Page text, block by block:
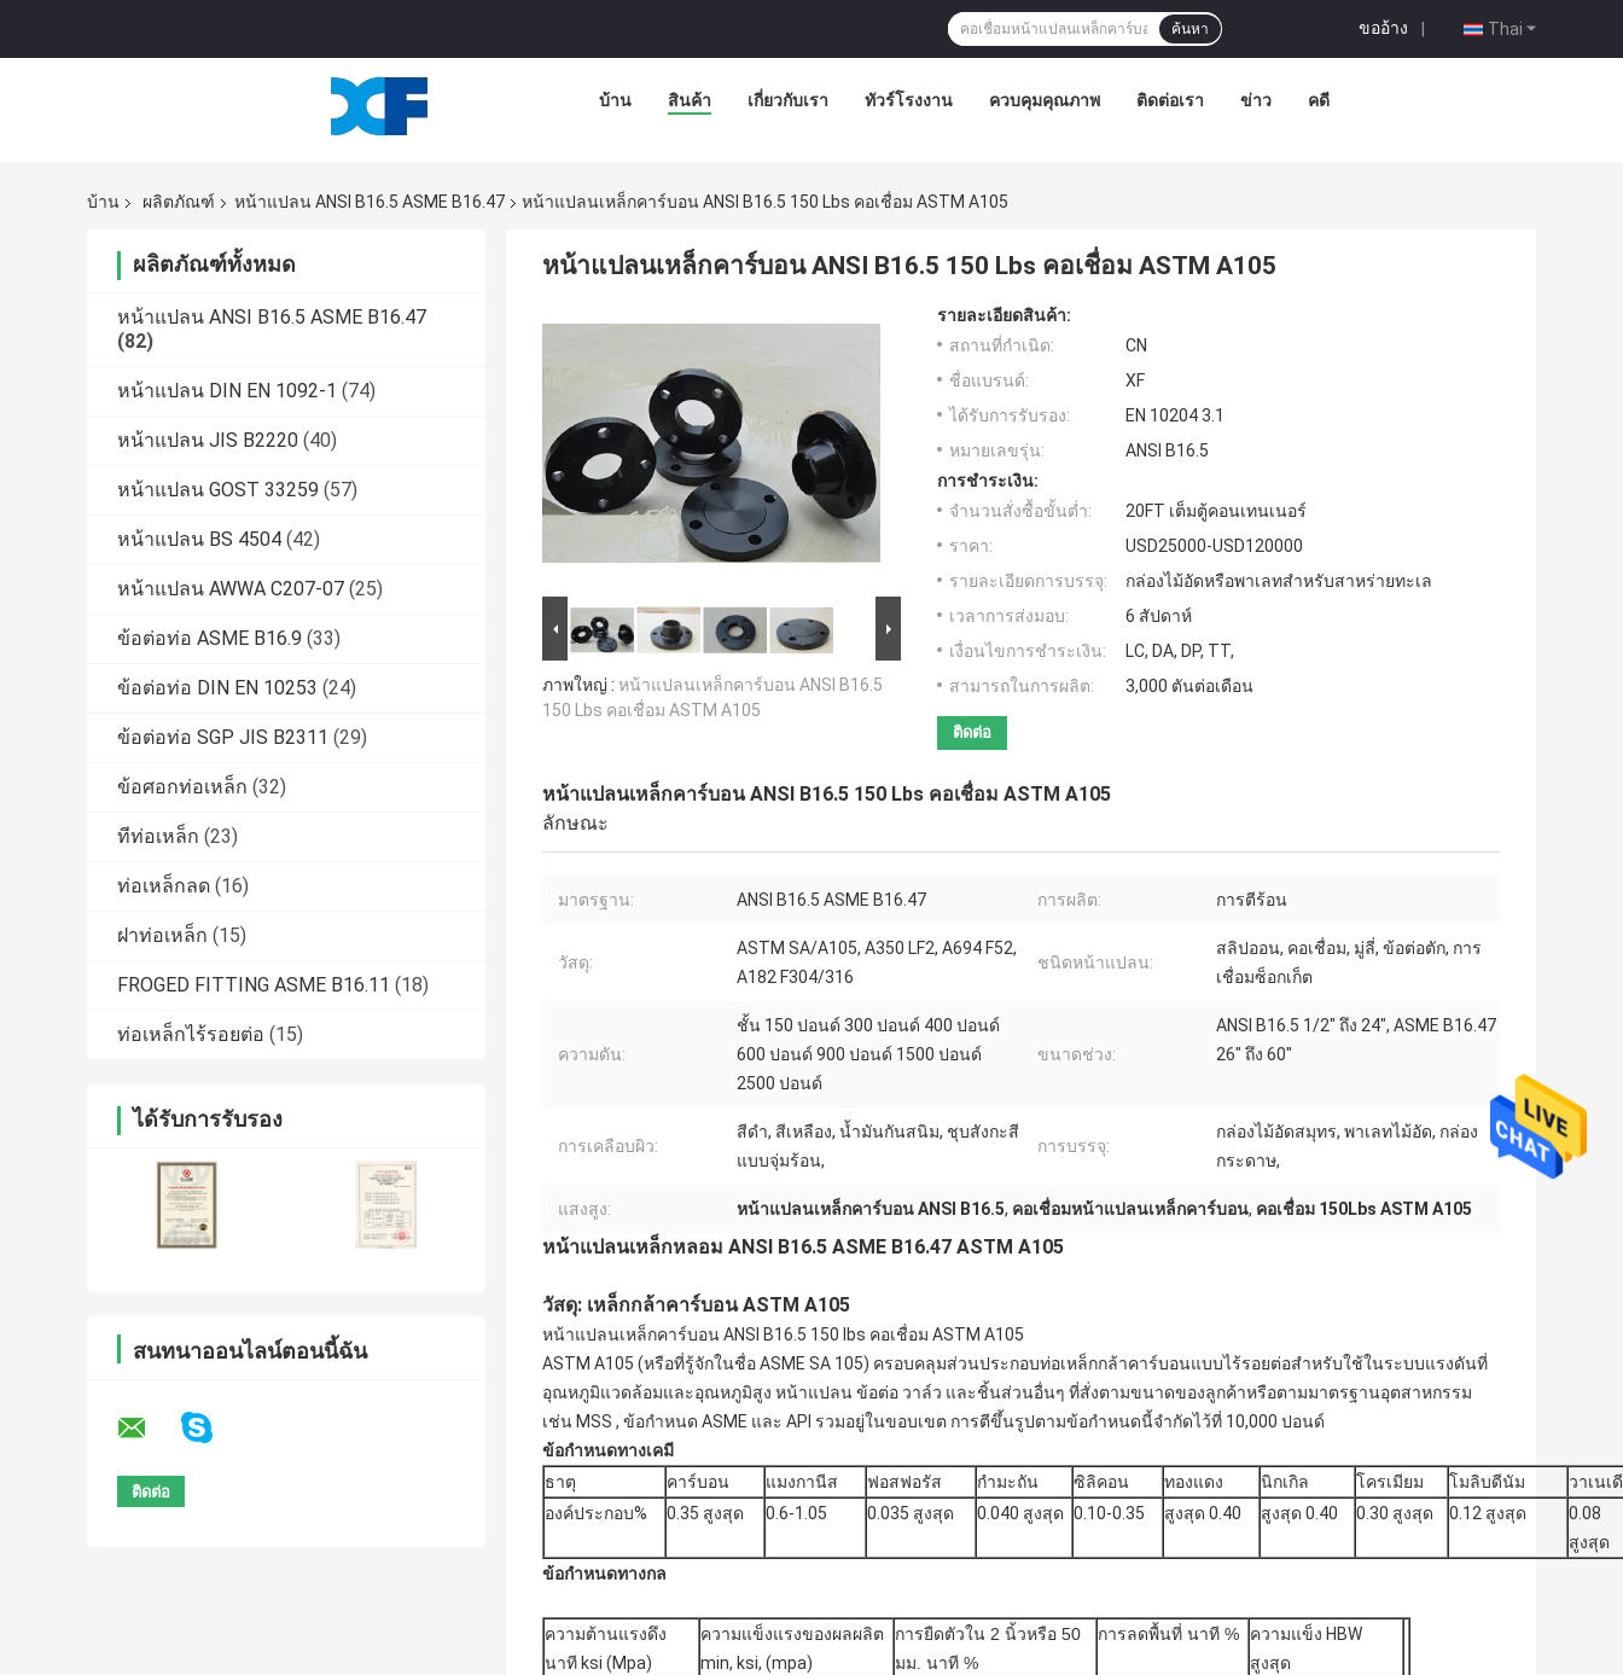
Thai
ขออ้าง |
ค้นหา
บ้าน สินค้า เกี่ยวกับเรา ทัวร์โรงงาน ควบคุมคุณภาพ ติดต่อเรา ข่าว คดี
บ้าน ผลิตภัณฑ์ หน้าแปลน ANSI B16.5 ASME B16.47 หน้าแปลนเหล็กคาร์บอน ANSI B16.5 150 Lbs คอเชื่อม ASTM A105
ผลิตภัณฑ์ทั้งหมด
หน้าแปลน ANSI B16.5 ASME B16.47
(82)
หน้าแปลน DIN EN 1092-1 (74)
หน้าแปลน JIS B2220 (40)
หน้าแปลน GOST 33259 (57)
หน้าแปลน BS 4504 (42)
หน้าแปลน AWWA C207-07 (25)
ข้อต่อท่อ ASME B16.9 (33)
ข้อต่อท่อ DIN EN 10253 (24)
ข้อต่อท่อ SGP JIS B2311 (29)
ข้อศอกท่อเหล็ก (32)
ทีท่อเหล็ก (23)
ท่อเหล็กลด (16)
ฝาท่อเหล็ก (15)
FROGED FITTING ASME B16.11 (18)
ท่อเหล็กไร้รอยต่อ (15)
ได้รับการรับรอง
สนทนาออนไลน์ตอนนี้ฉัน
หน้าแปลนเหล็กคาร์บอน ANSI B16.5 150 Lbs คอเชื่อม ASTM A105
ภาพใหญ่ : หน้าแปลนเหล็กคาร์บอน ANSI B16.5
150 Lbs คอเชื่อม ASTM A105
รายละเอียดสินค้า:
สถานที่กำเนิด:
CN
ชื่อแบรนด์:
XF
ได้รับการรับรอง:
EN 10204 3.1
หมายเลขรุ่น:
ANSI B16.5
การชำระเงิน:
จำนวนสั่งซื้อขั้นต่ำ:
20FT เต็มตู้คอนเทนเนอร์
ราคา:
USD25000-USD120000
รายละเอียดการบรรจุ:
กล่องไม้อัดหรือพาเลทสำหรับสาหร่ายทะเล
เวลาการส่งมอบ:
6 สัปดาห์
เงื่อนไขการชำระเงิน:
LC, DA, DP, TT,
สามารถในการผลิต:
3,000 ตันต่อเดือน
ติดต่อ
หน้าแปลนเหล็กคาร์บอน ANSI B16.5 150 Lbs คอเชื่อม ASTM A105
ลักษณะ
มาตรฐาน: ANSI B16.5 ASME B16.47 การผลิต: การตีร้อน
วัสดุ:
ASTM SA/A105, A350 LF2, A694 F52,
A182 F304/316
ชนิดหน้าแปลน:
สลิปออน, คอเชื่อม, มู่ลี่, ข้อต่อตัก, การ
เชื่อมซ็อกเก็ต
ความดัน:
ชั้น 150 ปอนด์ 300 ปอนด์ 400 ปอนด์
600 ปอนด์ 900 ปอนด์ 1500 ปอนด์
2500 ปอนด์
ขนาดช่วง:
ANSI B16.5 1/2" ถึง 24", ASME B16.47
26" ถึง 60"
การเคลือบผิว:
สีดำ, สีเหลือง, น้ำมันกันสนิม, ชุบสังกะสี
แบบจุ่มร้อน,
การบรรจุ:
กล่องไม้อัดสมุทร, พาเลทไม้อัด, กล่อง
กระดาษ,
แสงสูง: หน้าแปลนเหล็กคาร์บอน ANSI B16.5, คอเชื่อมหน้าแปลนเหล็กคาร์บอน, คอเชื่อม 150Lbs ASTM A105
หน้าแปลนเหล็กหลอม ANSI B16.5 ASME B16.47 ASTM A105
วัสดุ: เหล็กกล้าคาร์บอน ASTM A105
หน้าแปลนเหล็กคาร์บอน ANSI B16.5 150 lbs คอเชื่อม ASTM A105
ASTM A105 (หรือที่รู้จักในชื่อ ASME SA 105) ครอบคลุมส่วนประกอบท่อเหล็กกล้าคาร์บอนแบบไร้รอยต่อสำหรับใช้ในระบบแรงดันที่
อุณหภูมิแวดล้อมและอุณหภูมิสูง หน้าแปลน ข้อต่อ วาล์ว และชิ้นส่วนอื่นๆ ที่สั่งตามขนาดของลูกค้าหรือตามมาตรฐานอุตสาหกรรม
เช่น MSS , ข้อกำหนด ASME และ API รวมอยู่ในขอบเขต การตีขึ้นรูปตามข้อกำหนดนี้จำกัดไว้ที่ 10,000 ปอนด์
ข้อกำหนดทางเคมี
ธาตุ
คาร์บอน แมงกานีส ฟอสฟอรัส กำมะถัน ซิลิคอน ทองแดง นิกเกิล โครเมียม โมลิบดีนัม
วาเนเ
องค์ประกอบ%
0.35 สูงสุด 0.6-1.05 0.035 สูงสุด 0.040 สูงสุด 0.10-0.35 สูงสุด 0.40 สูงสุด 0.40 0.30 สูงสุด 0.12 สูงสุด
0.08
สูงสุด
ข้อกำหนดทางกล
ความต้านแรงดึง
นาที ksi (Mpa)
ความแข็งแรงของผลผลิต
min, ksi, (mpa)
การยืดตัวใน 2 นิ้วหรือ 50
มม. นาที %
การลดพื้นที่ นาที %
ความแข็ง HBW
สูงสุด